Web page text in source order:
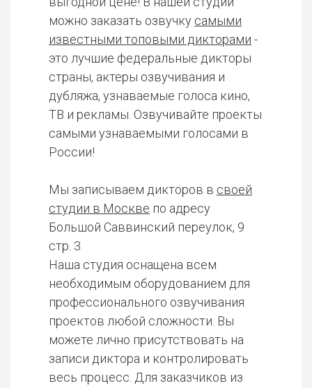
можно заказать озвучку самыми
известными топовыми дикторами -
это лучшие федеральные дикторы
страны, актеры озвучивания и
дубляжа, узнаваемые голоса кино,
ТВ и рекламы. Озвучивайте проекты
самыми узнаваемыми голосами в
России!
Мы записываем дикторов в своей
студии в Москве по адресу
Большой Саввинский переулок, 9
стр. 3.
Наша студия оснащена всем
необходимым оборудованием для
профессионального озвучивания
проектов любой сложности. Вы
можете лично присутствовать на
записи диктора и контролировать
весь процесс. Для заказчиков из